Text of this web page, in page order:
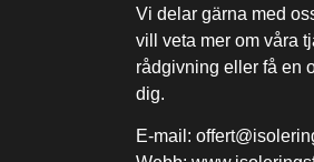
Vi delar gärna med
vill veta mer om våra
rådgivning eller få en
dig.
E-mail: